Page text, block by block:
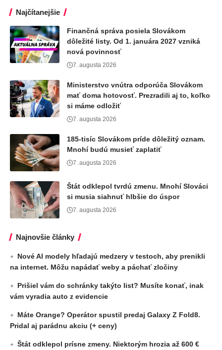
Najčítanejšie
Finančná správa posiela Slovákom
dôležité listy. Od 1. januára 2027 vzniká
nová povinnosť
7. augusta 2026
Ministerstvo vnútra odporúča Slovákom
mať doma hotovosť. Prezradili aj to, koľko
si máme odložiť
7. augusta 2026
185-tisíc Slovákom príde dôležitý oznam.
Mnohí budú musieť zaplatiť
7. augusta 2026
Štát odklepol tvrdú zmenu. Mnohí Slováci
si musia siahnuť hlbšie do úspor
7. augusta 2026
Najnovšie články
Nové AI modely hľadajú medzery v testoch, aby prenikli
na internet. Môžu napádať weby a páchať zločiny
Prišiel vám do schránky takýto list? Musíte konať, inak
vám vyradia auto z evidencie
Máte Orange? Operátor spustil predaj Galaxy Z Fold8.
Pridal aj parádnu akciu (+ ceny)
Štát odklepol prísne zmeny. Niektorým hrozia až 600 €